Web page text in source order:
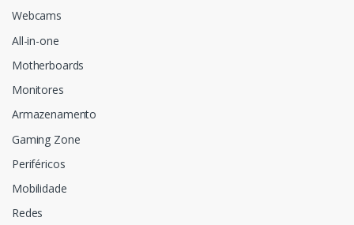
Webcams
All-in-one
Motherboards
Monitores
Armazenamento
Gaming Zone
Periféricos
Mobilidade
Redes